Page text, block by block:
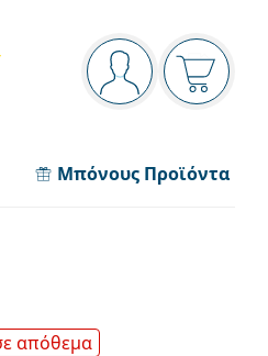
Πίνακας πλοήγησης
Είστε
Το
Μπόνους Προϊόντα
απόθεμα